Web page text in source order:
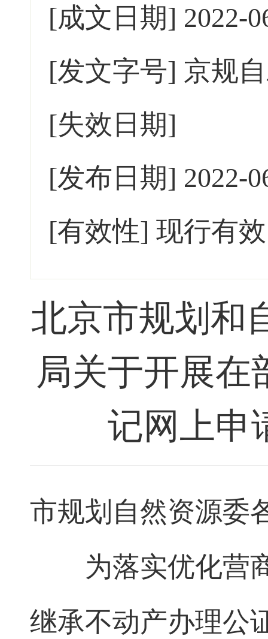
[成文日期] 2022-
[发文字号] 京规
[失效日期]
[发布日期] 2022-
[有效性] 现行有效
北京市规划和
局关于开展在
记网上申
市规划自然资源委
为落实优化营
继承不动产办理公